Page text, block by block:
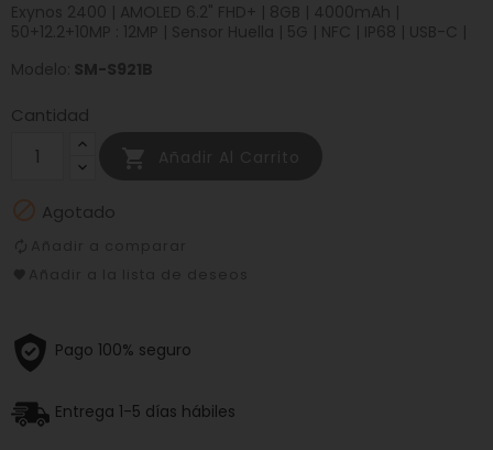
Exynos 2400 | AMOLED 6.2" FHD+ | 8GB | 4000mAh |
50+12.2+10MP : 12MP | Sensor Huella | 5G | NFC | IP68 | USB-C |
Modelo: SM-S921B
Cantidad
 Agotado
Pago 100% seguro
Entrega 1-5 días hábiles